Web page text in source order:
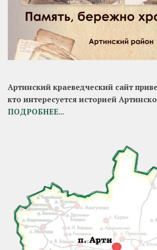
Артинский краеведческий сайт
кто интересуется историей
ПОДРОБНЕЕ...